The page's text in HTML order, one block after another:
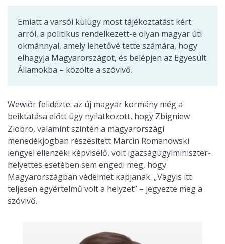
Emiatt a varsói külügy most tájékoztatást kért
arról, a politikus rendelkezett-e olyan magyar úti
okmánnyal, amely lehetővé tette számára, hogy
elhagyja Magyarországot, és belépjen az Egyesült
Államokba – közölte a szóvivő.
Wewiór felidézte: az új magyar kormány még a
beiktatása előtt úgy nyilatkozott, hogy Zbigniew
Ziobro, valamint szintén a magyarországi
menedékjogban részesített Marcin Romanowski
lengyel ellenzéki képviselő, volt igazságügyiminiszter-
helyettes esetében sem engedi meg, hogy
Magyarországban védelmet kapjanak. „Vagyis itt
teljesen egyértelmű volt a helyzet” – jegyezte meg a
szóvivő.